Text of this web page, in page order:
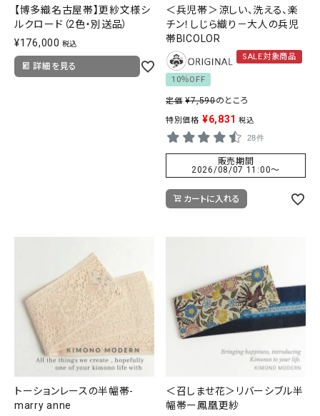
【博多織名古屋帯】更紗文様シ
ルクロード（2色・別送品）
¥176,000 税込
詳細を見る
＜兵児帯＞涼しい、洗える、楽
チン！しじら織り－大人の兵児
帯BICOLOR
SALE対象商品
10％OFF
定価 ¥7,590のところ
特別価格 ¥6,831 税込
28件
販売期間
2026/08/07 11:00〜
カートに入れる
トーションレースの半幅帯-
marry anne
＜召しませ花＞リバーシブル半
幅帯ー鳳凰更紗